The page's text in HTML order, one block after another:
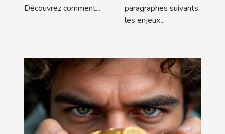
Découvrez comment...
paragraphes suivants
les enjeux...